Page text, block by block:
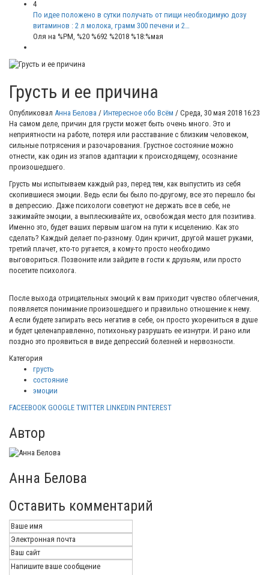
4
По идее положено в сутки получать от пищи необходимую дозу
витаминов : 2 л молока, грамм 300 печени и 2…
Оля на %PM, %20 %692 %2018 %18:%мая
Грусть и ее причина
Опубликовал Анна Белова / Интересное обо Всём / Среда, 30 мая 2018 16:23
На самом деле, причин для грусти может быть очень много. Это и
неприятности на работе, потеря или расставание с близким человеком,
сильные потрясения и разочарования. Грустное состояние можно
отнести, как один из этапов адаптации к происходящему, осознание
произошедшего.
Грусть мы испытываем каждый раз, перед тем, как выпустить из себя
скопившиеся эмоции. Ведь если бы было по-другому, все это перешло бы
в депрессию. Даже психологи советуют не держать все в себе, не
зажимайте эмоции, а выплескивайте их, освобождая место для позитива.
Именно это, будет ваших первым шагом на пути к исцелению. Как это
сделать? Каждый делает по-разному. Один кричит, другой машет руками,
третий плачет, кто-то ругается, а кому-то просто необходимо
выговориться. Позвоните или зайдите в гости к друзьям, или просто
посетите психолога.
После выхода отрицательных эмоций к вам приходит чувство облегчения,
появляется понимание произошедшего и правильно отношение к нему.
А если будете запирать весь негатив в себе, он просто укорениться в душе
и будет целенаправленно, потихоньку разрушать ее изнутри. И рано или
поздно это проявиться в виде депрессий болезней и нервозности.
Категория
грусть
состояние
эмоции
FACEEBOOK GOOGLE TWITTER LINKEDIN PINTEREST
Автор
Анна Белова
Оставить комментарий